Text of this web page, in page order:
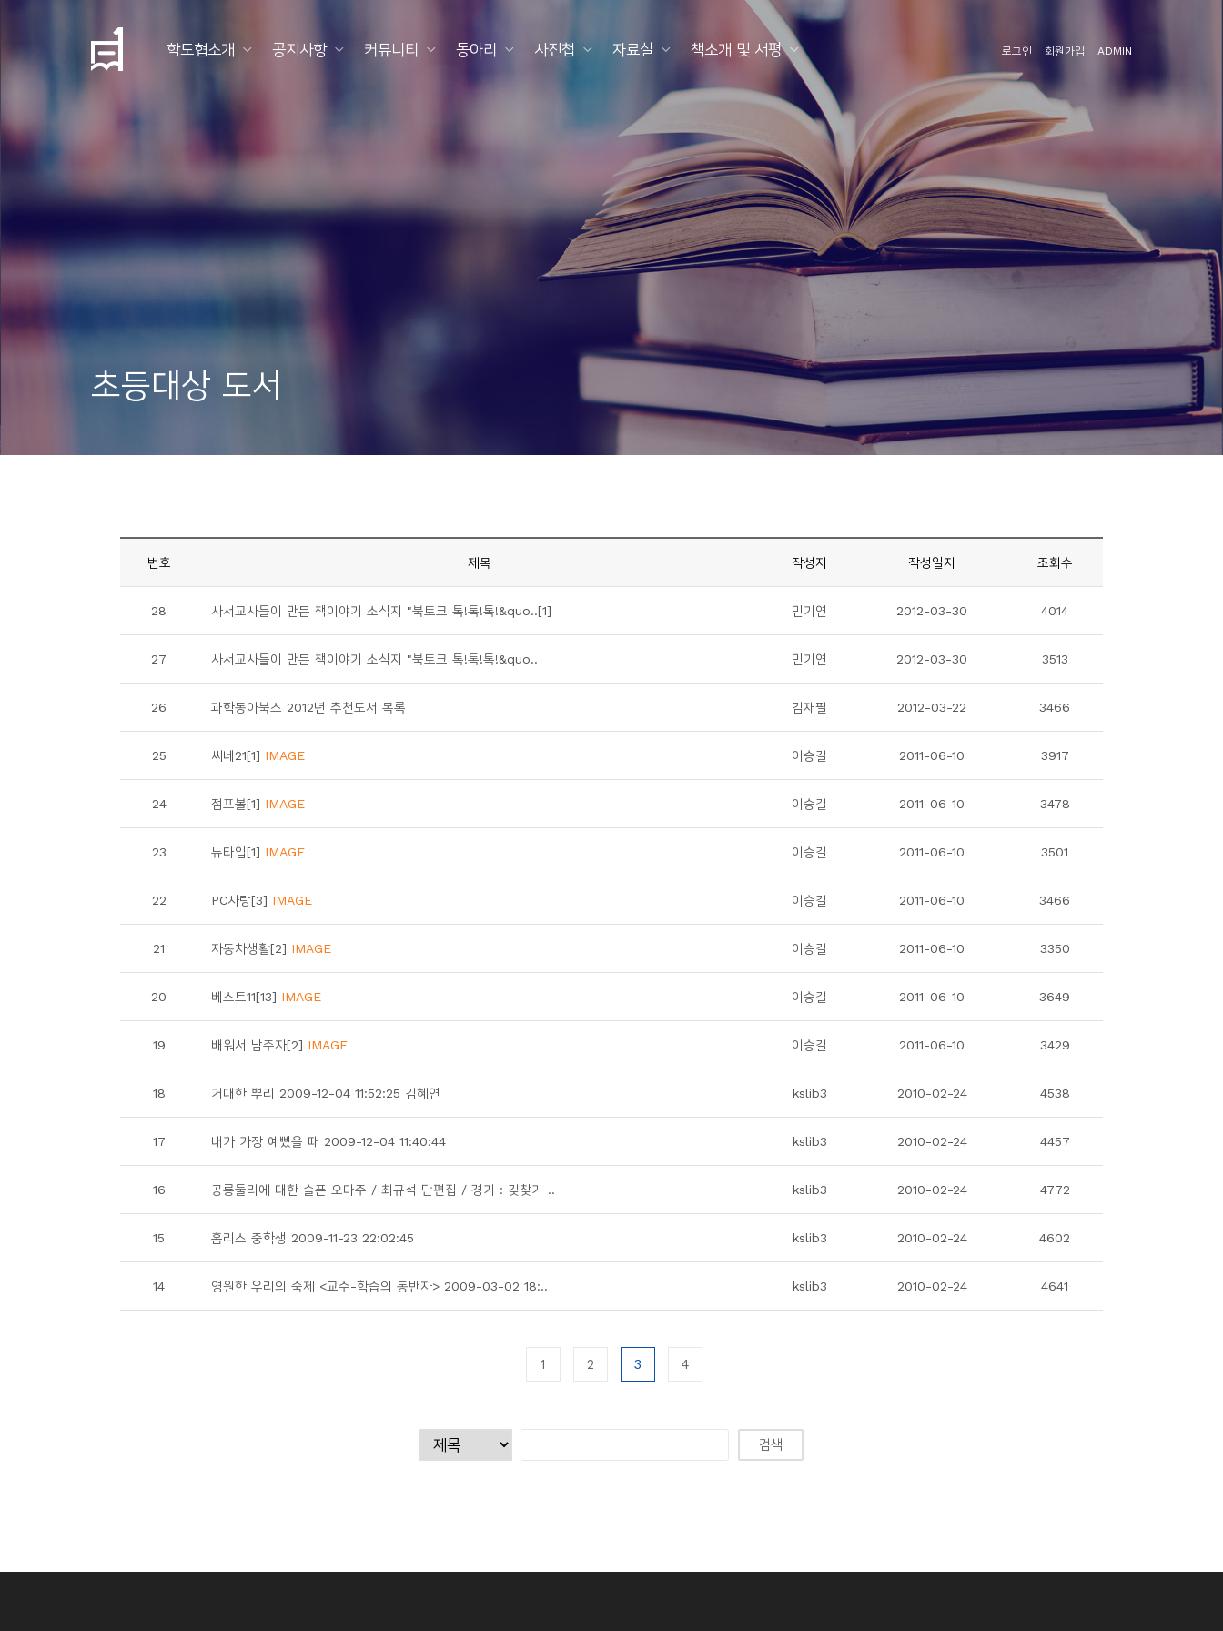
학도협소개 공지사항 커뮤니티 동아리 사진첩 자료실 책소개 및 서평 로그인 회원가입 ADMIN
초등대상 도서
번호 제목 작성자 작성일자 조회수
28 사서교사들이 만든 책이야기 소식지 "북토크 톡!톡!톡!&quo..[1] 민기연 2012-03-30 4014
27 사서교사들이 만든 책이야기 소식지 "북토크 톡!톡!톡!&quo.. 민기연 2012-03-30 3513
26 과학동아북스 2012년 추천도서 목록 김재필 2012-03-22 3466
25 씨네21[1] IMAGE 이승길 2011-06-10 3917
24 점프볼[1] IMAGE 이승길 2011-06-10 3478
23 뉴타입[1] IMAGE 이승길 2011-06-10 3501
22 PC사랑[3] IMAGE 이승길 2011-06-10 3466
21 자동차생활[2] IMAGE 이승길 2011-06-10 3350
20 베스트11[13] IMAGE 이승길 2011-06-10 3649
19 배워서 남주자[2] IMAGE 이승길 2011-06-10 3429
18 거대한 뿌리 2009-12-04 11:52:25 김혜연 kslib3 2010-02-24 4538
17 내가 가장 예뻤을 때 2009-12-04 11:40:44 kslib3 2010-02-24 4457
16 공룡둘리에 대한 슬픈 오마주 / 최규석 단편집 / 경기 : 깆찾기 .. kslib3 2010-02-24 4772
15 홈리스 중학생 2009-11-23 22:02:45 kslib3 2010-02-24 4602
14 영원한 우리의 숙제 <교수-학습의 동반자> 2009-03-02 18:.. kslib3 2010-02-24 4641
1 2 3 4
도
협
공
사
항
티